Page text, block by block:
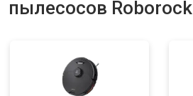
пылесосов Roborock